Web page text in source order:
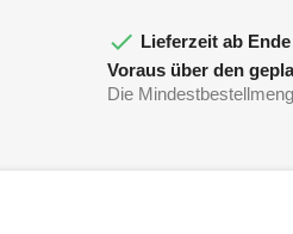
 Lieferzeit ab
Voraus über den
Die